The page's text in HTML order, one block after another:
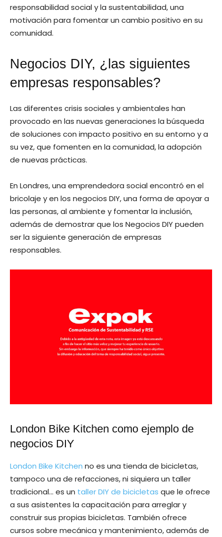
responsabilidad social y la sustentabilidad, una
motivación para fomentar un cambio positivo en su
comunidad.
Negocios DIY, ¿las siguientes
empresas responsables?
Las diferentes crisis sociales y ambientales han
provocado en las nuevas generaciones la búsqueda
de soluciones con impacto positivo en su entorno y a
su vez, que fomenten en la comunidad, la adopción
de nuevas prácticas.
En Londres, una emprendedora social encontró en el
bricolaje y en los negocios DIY, una forma de apoyar a
las personas, al ambiente y fomentar la inclusión,
además de demostrar que los Negocios DIY pueden
ser la siguiente generación de empresas
responsables.
London Bike Kitchen como ejemplo de
negocios DIY
London Bike Kitchen no es una tienda de bicicletas,
tampoco una de refacciones, ni siquiera un taller
tradicional… es un taller DIY de bicicletas que le ofrece
a sus asistentes la capacitación para arreglar y
construir sus propias bicicletas. También ofrece
cursos sobre mecánica y mantenimiento, además de